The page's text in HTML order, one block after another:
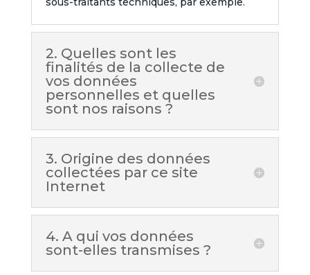
2. Quelles sont les
finalités de la collecte de
vos données
personnelles et quelles
sont nos raisons ?
3. Origine des données
collectées par ce site
Internet
4. A qui vos données
sont-elles transmises ?